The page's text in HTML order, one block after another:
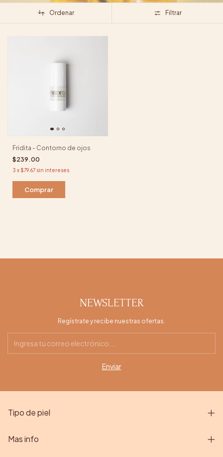
Ordenar Filtrar
Fridita - Contorno de ojos
$239.00
3 x $79.67 sin intereses
Comprar
NEWSLETTER
Regístrate y recibe nuestras ofertas.
Tipo de piel
Mas info